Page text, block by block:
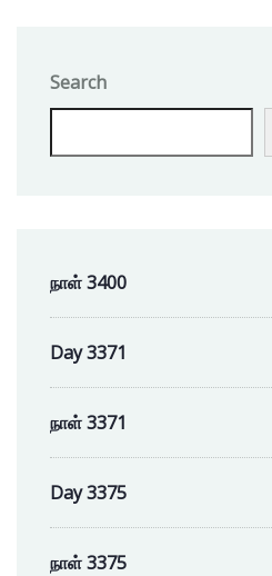
Search
நாள் 3400
Day 3371
நாள் 3371
Day 3375
நாள் 3375